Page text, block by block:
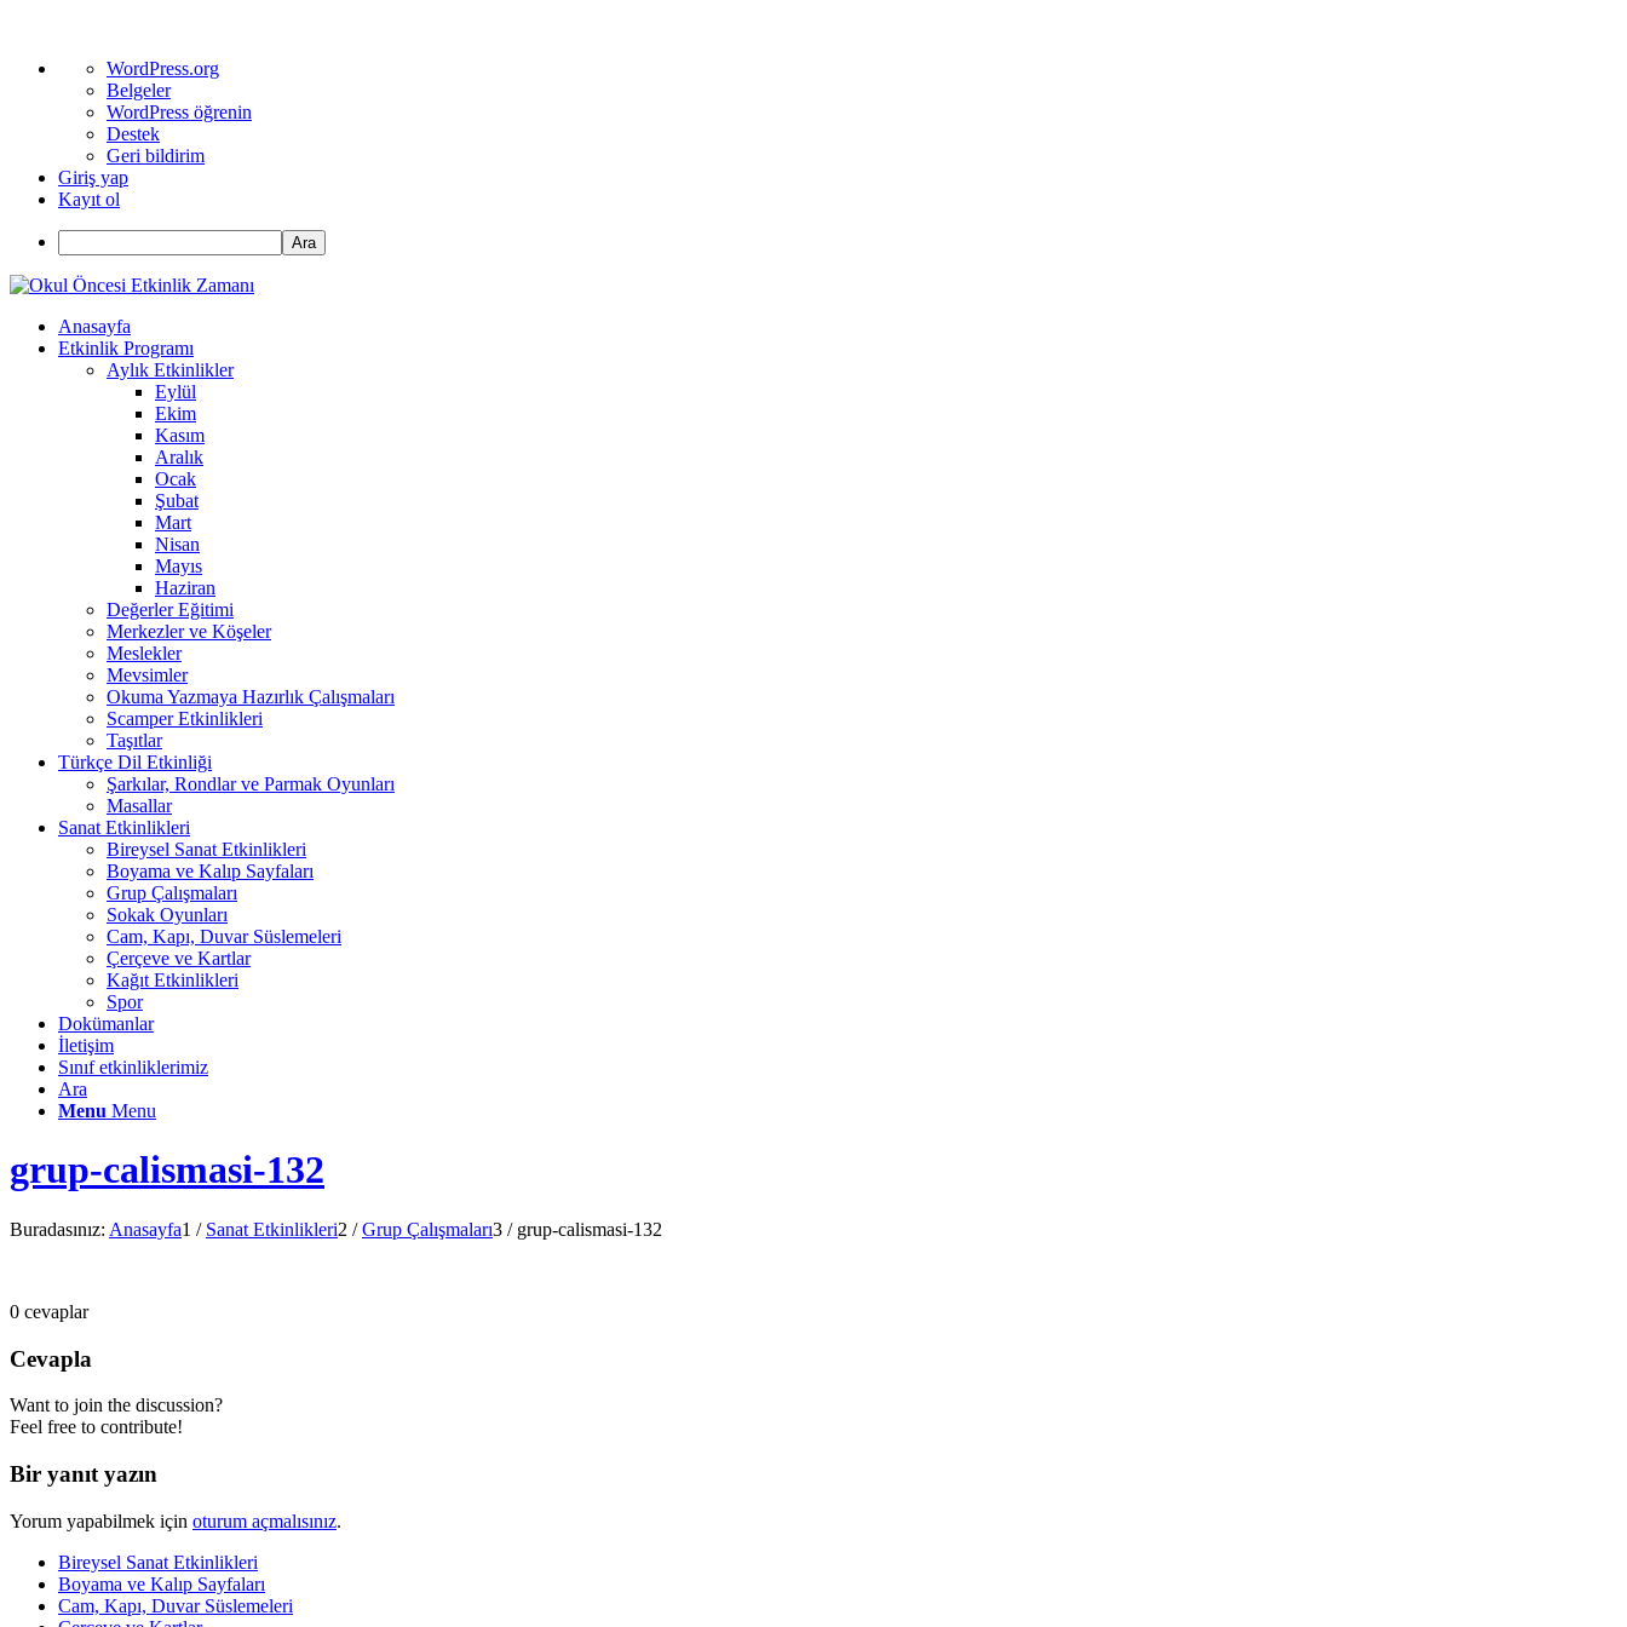
WordPress
hakkında
WordPress.org
Belgeler
WordPress öğrenin
Destek
Geri bildirim
Giriş yap
Kayıt ol
Ara
Anasayfa
Etkinlik Programı
Aylık Etkinlikler
Eylül
Ekim
Kasım
Aralık
Ocak
Şubat
Mart
Nisan
Mayıs
Haziran
Değerler Eğitimi
Merkezler ve Köşeler
Meslekler
Mevsimler
Okuma Yazmaya Hazırlık Çalışmaları
Scamper Etkinlikleri
Taşıtlar
Türkçe Dil Etkinliği
Şarkılar, Rondlar ve Parmak Oyunları
Masallar
Sanat Etkinlikleri
Bireysel Sanat Etkinlikleri
Boyama ve Kalıp Sayfaları
Grup Çalışmaları
Sokak Oyunları
Cam, Kapı, Duvar Süslemeleri
Çerçeve ve Kartlar
Kağıt Etkinlikleri
Spor
Dokümanlar
İletişim
Sınıf etkinliklerimiz
Ara
Menu Menu
grup-calismasi-132
Buradasınız: Anasayfa1 / Sanat Etkinlikleri2 / Grup Çalışmaları3 / grup-calismasi-132
0 cevaplar
Cevapla
Want to join the discussion?
Feel free to contribute!
Bir yanıt yazın
Yorum yapabilmek için oturum açmalısınız.
Bireysel Sanat Etkinlikleri
Boyama ve Kalıp Sayfaları
Cam, Kapı, Duvar Süslemeleri